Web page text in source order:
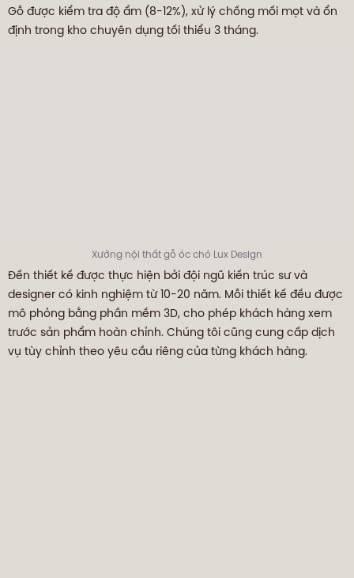
Gỗ được kiểm tra độ ẩm (8-12%), xử lý chống mối mọt và ổn
định trong kho chuyên dụng tối thiểu 3 tháng.
Xưởng nội thất gỗ óc chó Lux Design
Đến thiết kế được thực hiện bởi đội ngũ kiến trúc sư và
designer có kinh nghiệm từ 10-20 năm. Mỗi thiết kế đều được
mô phỏng bằng phần mềm 3D, cho phép khách hàng xem
trước sản phẩm hoàn chỉnh. Chúng tôi cũng cung cấp dịch
vụ tùy chỉnh theo yêu cầu riêng của từng khách hàng.